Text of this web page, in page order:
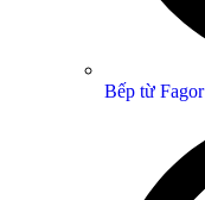
Bếp từ Fagor